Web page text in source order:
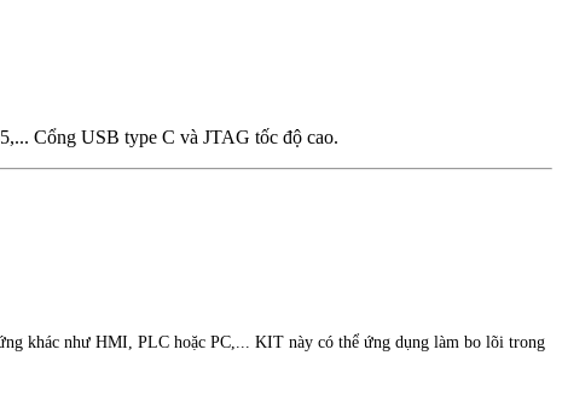
Cổng USB type C và JTAG tốc độ cao.
khác như HMI, PLC hoặc PC,... KIT này có thể ứng dụng làm bo lõi trong